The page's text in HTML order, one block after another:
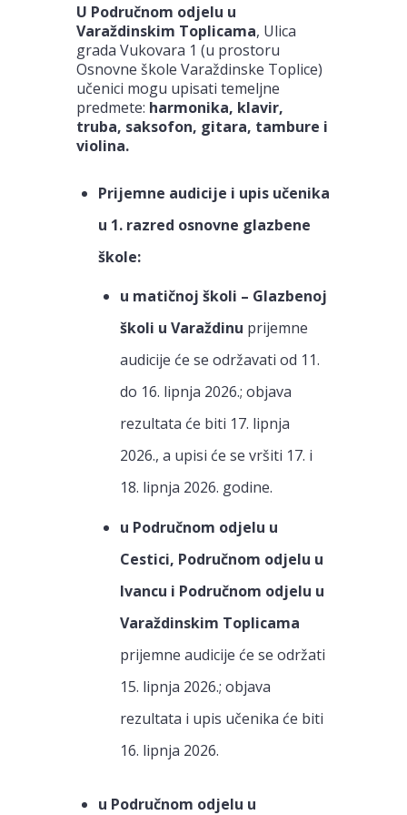
U Područnom odjelu u
Varaždinskim Toplicama, Ulica
grada Vukovara 1 (u prostoru
Osnovne škole Varaždinske Toplice)
učenici mogu upisati temeljne
predmete: harmonika, klavir,
truba, saksofon, gitara, tambure i
violina.
Prijemne audicije i upis učenika
u 1. razred osnovne glazbene
škole:
u matičnoj školi – Glazbenoj
školi u Varaždinu prijemne
audicije će se održavati od 11.
do 16. lipnja 2026.; objava
rezultata će biti 17. lipnja
2026., a upisi će se vršiti 17. i
18. lipnja 2026. godine.
u Područnom odjelu u
Cestici, Područnom odjelu u
Ivancu i Područnom odjelu u
Varaždinskim Toplicama
prijemne audicije će se održati
15. lipnja 2026.; objava
rezultata i upis učenika će biti
16. lipnja 2026.
u Područnom odjelu u